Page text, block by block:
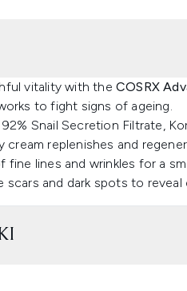
vitality with the COSRX
to fight signs of ageing.
Snail Secretion Filtrate,
cream replenishes and
fine lines and wrinkles for a
scars and dark spots to